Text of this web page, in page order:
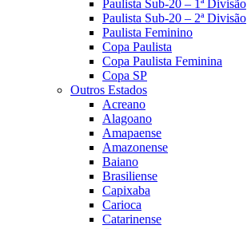
Paulista Sub-20 – 1ª Divisão
Paulista Sub-20 – 2ª Divisão
Paulista Feminino
Copa Paulista
Copa Paulista Feminina
Copa SP
Outros Estados
Acreano
Alagoano
Amapaense
Amazonense
Baiano
Brasiliense
Capixaba
Carioca
Catarinense